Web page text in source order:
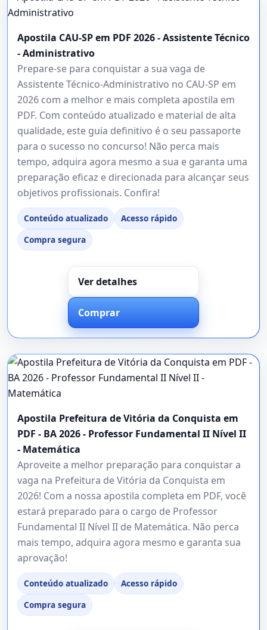
Apostila CAU-SP em PDF 2026 - Assistente Técnico
- Administrativo
Prepare-se para conquistar a sua vaga de
Assistente Técnico-Administrativo no CAU-SP em
2026 com a melhor e mais completa apostila em
PDF. Com conteúdo atualizado e material de alta
qualidade, este guia definitivo é o seu passaporte
para o sucesso no concurso! Não perca mais
tempo, adquira agora mesmo a sua e garanta uma
preparação eficaz e direcionada para alcançar seus
objetivos profissionais. Confira!
Conteúdo atualizado
Acesso rápido
Compra segura
Ver detalhes
Comprar
Apostila Prefeitura de Vitória da Conquista em
PDF - BA 2026 - Professor Fundamental II Nível II
- Matemática
Aproveite a melhor preparação para conquistar a
vaga na Prefeitura de Vitória da Conquista em
2026! Com a nossa apostila completa em PDF, você
estará preparado para o cargo de Professor
Fundamental II Nível II de Matemática. Não perca
mais tempo, adquira agora mesmo e garanta sua
aprovação!
Conteúdo atualizado
Acesso rápido
Compra segura